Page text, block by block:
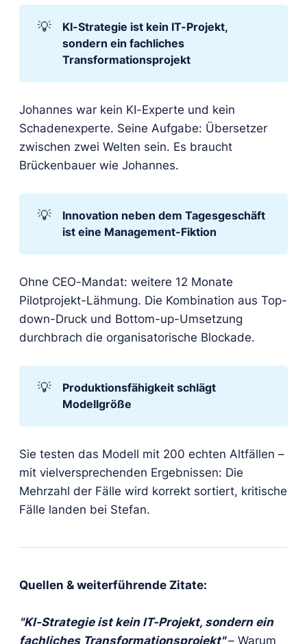
💡
KI-Strategie ist kein IT-Projekt,
sondern ein fachliches
Transformationsprojekt
Johannes war kein KI-Experte und kein
Schadenexperte. Seine Aufgabe: Übersetzer
zwischen zwei Welten sein. Es braucht
Brückenbauer wie Johannes.
💡
Innovation neben dem Tagesgeschäft
ist eine Management-Fiktion
Ohne CEO-Mandat: weitere 12 Monate
Pilotprojekt-Lähmung. Die Kombination aus Top-
down-Druck und Bottom-up-Umsetzung
durchbrach die organisatorische Blockade.
💡
Produktionsfähigkeit schlägt
Modellgröße
Sie testen das Modell mit 200 echten Altfällen –
mit vielversprechenden Ergebnissen: Die
Mehrzahl der Fälle wird korrekt sortiert, kritische
Fälle landen bei Stefan.
Quellen & weiterführende Zitate:
"KI-Strategie ist kein IT-Projekt, sondern ein
fachliches Transformationsprojekt" – Warum